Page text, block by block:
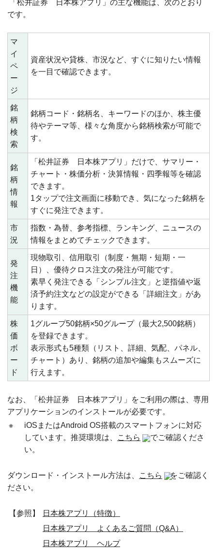
「松井証券 日本株アプリ」の主な機能は、次のとおり
です。
マ
イ
ペ
ー
ジ
資産状況や貸株、市況など、すぐに知りたい情報
を一目で確認できます。
銘
柄
検
索
銘柄コード・銘柄名、キーワードのほか、株主優
待やテーマ等、様々な角度から銘柄検索が可能で
す。
銘
柄
情
報
「松井証券 日本株アプリ」だけで、サマリー・
チャート・株価分析・決算情報・四季報等を確認
できます。
1タップで注文画面に移動でき、気になった銘柄を
すぐに発注できます。
市
況
指数・為替、参考指標、ランキング、ニュースの
情報をまとめてチェックできます。
発
注
機
能
現物取引、信用取引（制度・無期・短期・一
日）、優待クロス注文の発注が可能です。
素早く発注できる「シンプル注文」と逆指値や返
済予約注文などの設定ができる「詳細注文」があ
ります。
株
価
ボ
ー
ド
1グループ50銘柄×50グループ（最大2,500銘柄）
を登録できます。
表示形式も5種類（リスト、詳細、気配、パネル、
チャート）あり、銘柄の追加や編集もスムーズに
行えます。
なお、「松井証券 日本株アプリ」をご利用の際は、専用
アプリケーションのインストールが必要です。
※
iOSまたはAndroid OS搭載のスマートフォンに対応
しています。推奨環境は、
こちら
でご確認くださ
い。
ダウンロード・インストール方法は、 こちら
をご確認く
ださい。
【参照】
日本株アプリ（特徴）
日本株アプリ よくあるご質問（Q&A）
日本株アプリ ヘルプ